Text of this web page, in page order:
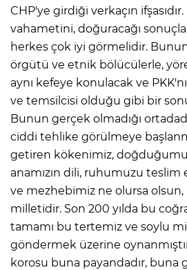
CHP'ye girdiği verkaçın
vahametini, doğuracağı
herkes çok iyi görmelidir.
örgütü ve etnik bölücülerle,
aynı kefeye konulacak ve
ve temsilcisi olduğu gibi bir
Bunun gerçek olmadığı
ciddi tehlike görülmeye
getiren kökenimiz,
anamızın dili, ruhumuzu teslim
ve mezhebimiz ne olursa olsun,
milletidir. Son 200 yılda bu
tamamı bu tertemiz ve soylu
göndermek üzerine
korosu buna payandadır, buna